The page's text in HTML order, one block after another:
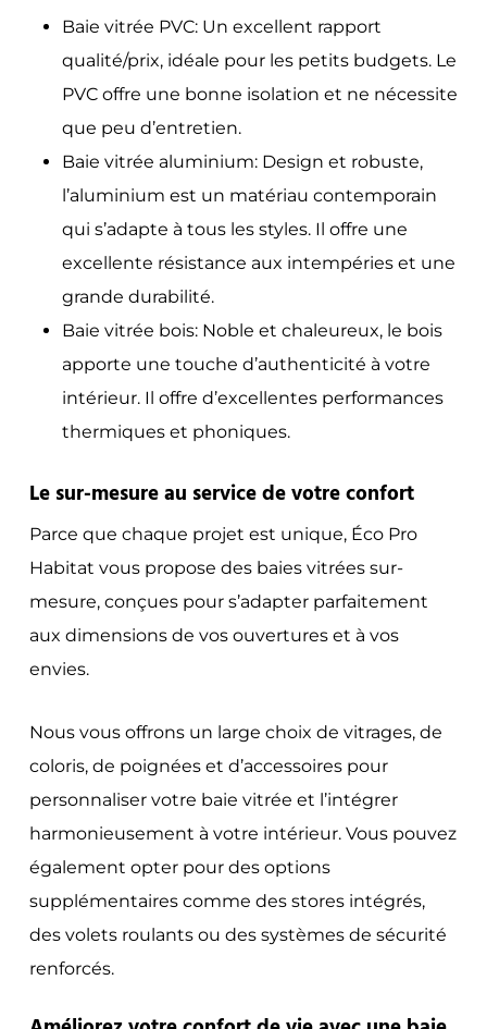
Baie vitrée PVC: Un excellent rapport
qualité/prix, idéale pour les petits budgets. Le
PVC offre une bonne isolation et ne nécessite
que peu d’entretien.
Baie vitrée aluminium: Design et robuste,
l’aluminium est un matériau contemporain
qui s’adapte à tous les styles. Il offre une
excellente résistance aux intempéries et une
grande durabilité.
Baie vitrée bois: Noble et chaleureux, le bois
apporte une touche d’authenticité à votre
intérieur. Il offre d’excellentes performances
thermiques et phoniques.
Le sur-mesure au service de votre confort
Parce que chaque projet est unique, Éco Pro
Habitat vous propose des baies vitrées sur-
mesure, conçues pour s’adapter parfaitement
aux dimensions de vos ouvertures et à vos
envies.
Nous vous offrons un large choix de vitrages, de
coloris, de poignées et d’accessoires pour
personnaliser votre baie vitrée et l’intégrer
harmonieusement à votre intérieur. Vous pouvez
également opter pour des options
supplémentaires comme des stores intégrés,
des volets roulants ou des systèmes de sécurité
renforcés.